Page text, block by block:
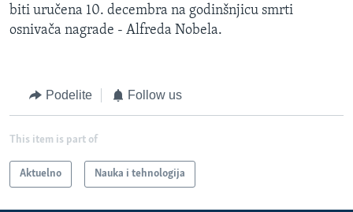
biti uručena 10. decembra na godinšnjicu smrti
osnivača nagrade - Alfreda Nobela.
Podelite Follow us
This item is part of
Aktuelno Nauka i tehnologija